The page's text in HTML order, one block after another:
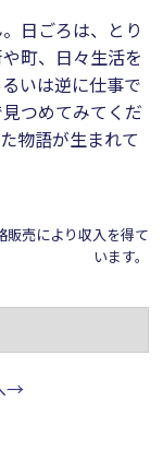
日ごろは、とり
町、日々生活を
いは逆に仕事で
つめてみてくだ
物語が生まれて
売により収入を得て
います。
→